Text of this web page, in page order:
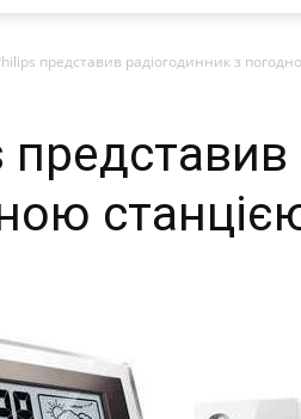
представив радіогодинник з
представив